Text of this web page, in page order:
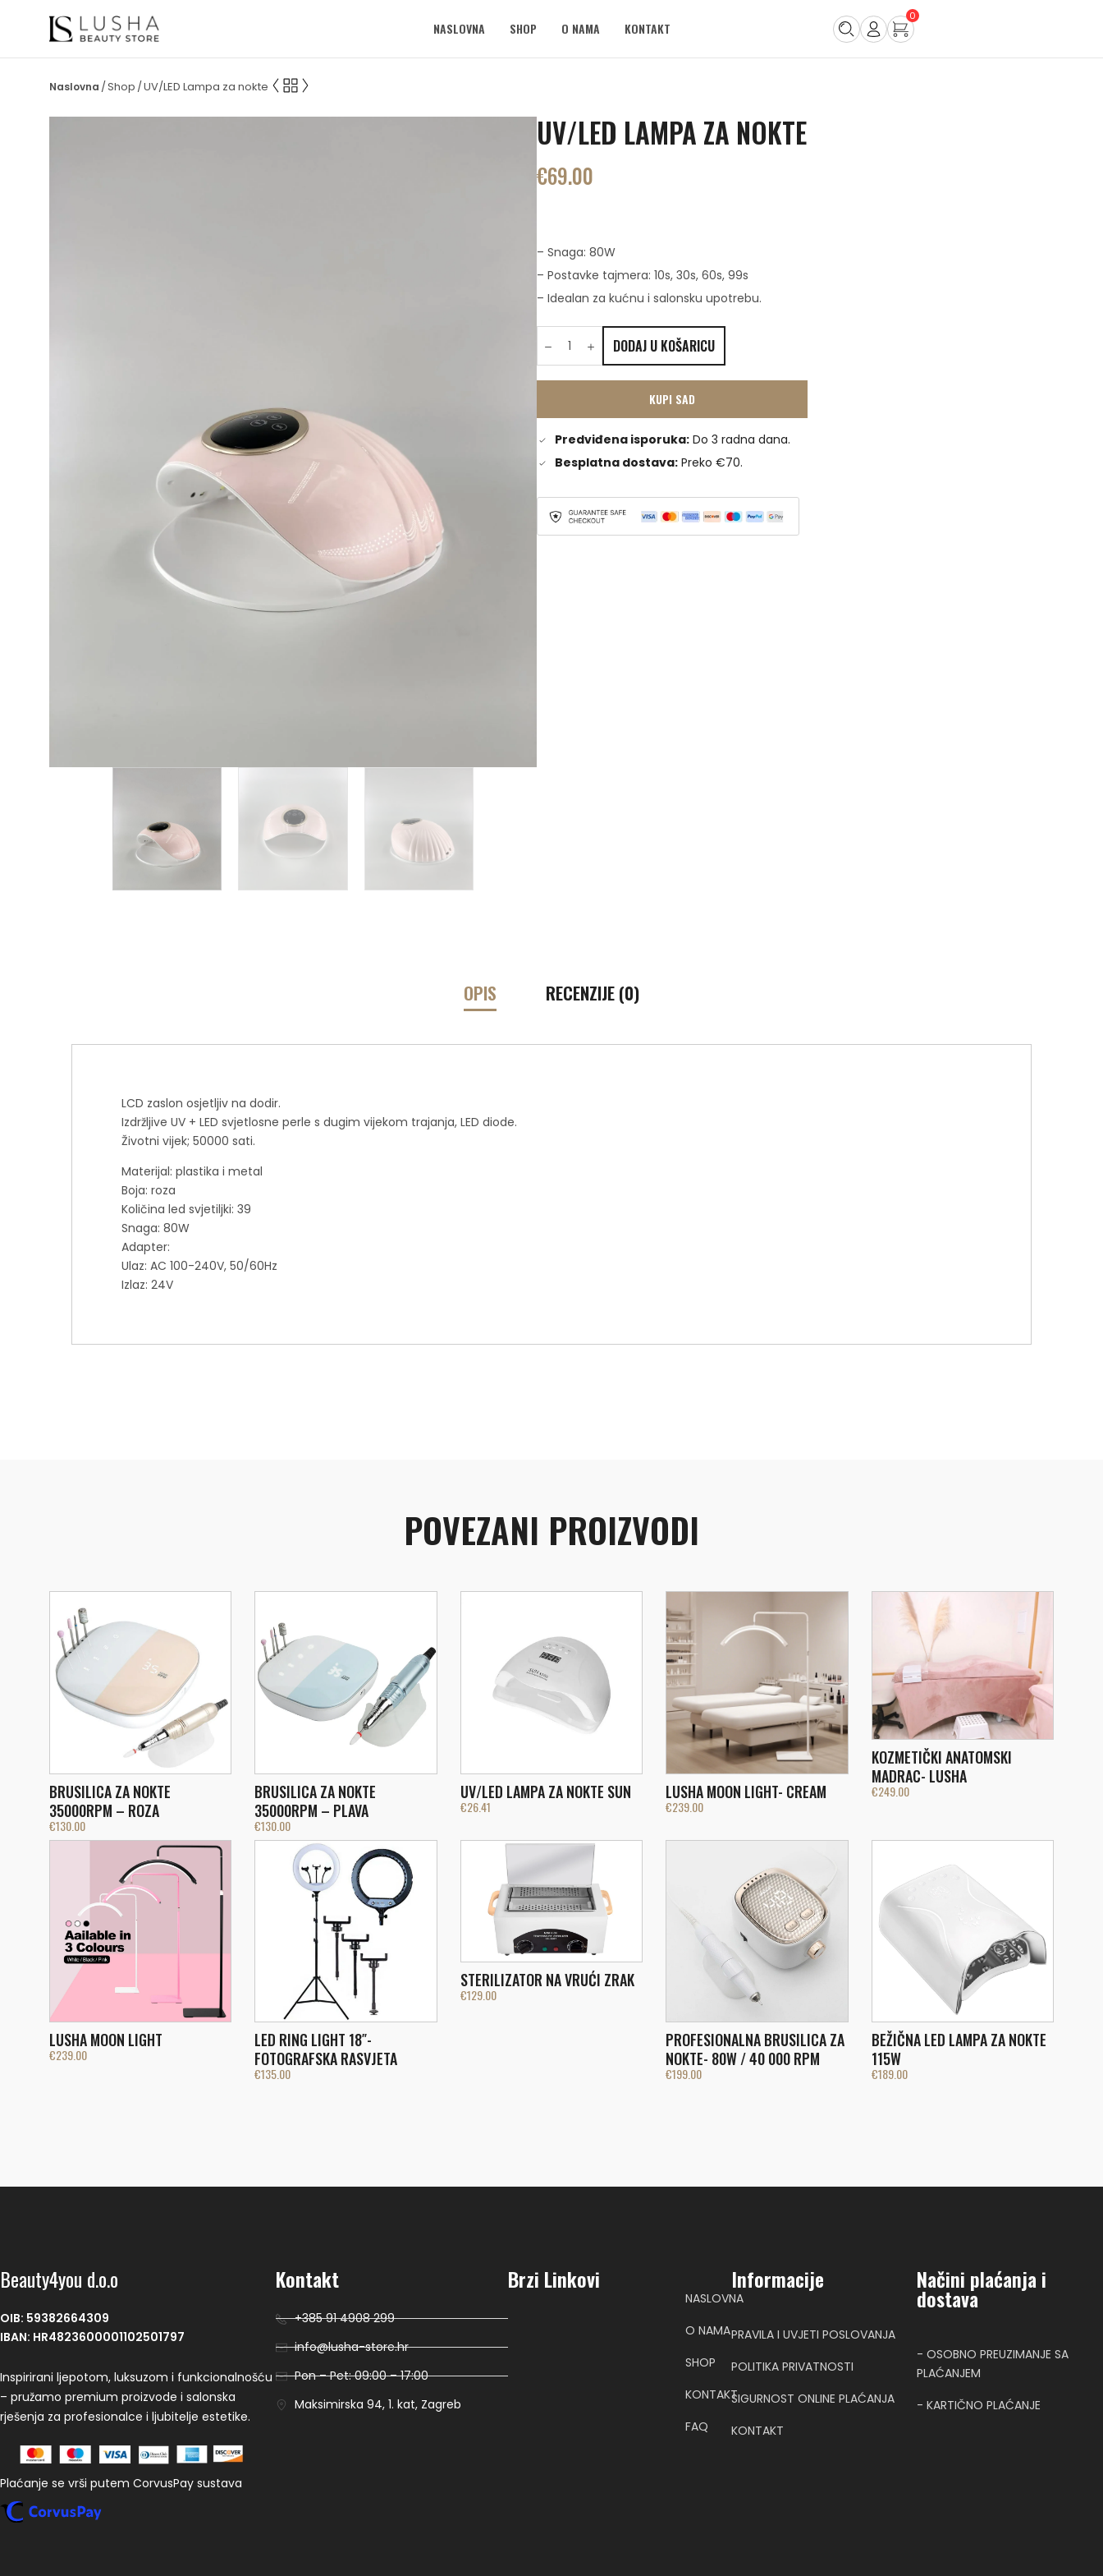
NASLOVNA SHOP O NAMA KONTAKT
0
/Shop /UV/LED Lampa za nokte
UV/LED LAMPA ZA NOKTE
€69.00
– Snaga: 80W
– Postavke tajmera: 10s, 30s, 60s, 99s
– Idealan za kućnu i salonsku upotrebu.
DODAJ U KOŠARICU
KUPI SAD
Predviđena isporuka: Do 3 radna dana.
Besplatna dostava: Preko €70.
OPIS RECENZIJE (0)
LCD zaslon osjetljiv na dodir.
Izdržljive UV + LED svjetlosne perle s dugim vijekom trajanja, LED diode.
Životni vijek; 50000 sati.
Materijal: plastika i metal
Boja: roza
Količina led svjetiljki: 39
Snaga: 80W
Adapter:
Ulaz: AC 100-240V, 50/60Hz
Izlaz: 24V
POVEZANI PROIZVODI
BRUSILICA ZA NOKTE
35000RPM – ROZA
€130.00
BRUSILICA ZA NOKTE
35000RPM – PLAVA
€130.00
UV/LED LAMPA ZA NOKTE SUN
€26.41
LUSHA MOON LIGHT- CREAM
€239.00
KOZMETIČKI ANATOMSKI
MADRAC- LUSHA
€249.00
LUSHA MOON LIGHT
€239.00
LED RING LIGHT 18″-
FOTOGRAFSKA RASVJETA
€135.00
STERILIZATOR NA VRUĆI ZRAK
€129.00
PROFESIONALNA BRUSILICA ZA
NOKTE- 80W / 40 000 RPM
€199.00
BEŽIČNA LED LAMPA ZA NOKTE
115W
€189.00
Beauty4you d.o.o
OIB: 59382664309
IBAN: HR4823600001102501797
Inspirirani ljepotom, luksuzom i funkcionalnošću
– pružamo premium proizvode i salonska
rješenja za profesionalce i ljubitelje estetike.
Plaćanje se vrši putem CorvusPay sustava
Kontakt
+385 91 4908 299
info@lusha-store.hr
Pon – Pet: 09:00 – 17:00
Maksimirska 94, 1. kat, Zagreb
Brzi Linkovi
NASLOVNA
O NAMA
SHOP
KONTAKT
FAQ
Informacije
PRAVILA I UVJETI POSLOVANJA
POLITIKA PRIVATNOSTI
SIGURNOST ONLINE PLAĆANJA
KONTAKT
Načini plaćanja i
dostava
- OSOBNO PREUZIMANJE SA
PLAĆANJEM
- KARTIČNO PLAĆANJE